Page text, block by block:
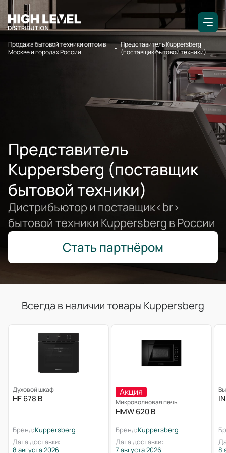
Продажа бытовой техники оптом в
Москве и городах России.
Представитель Kuppersberg
(поставщик бытовой техники)
Представитель
Kuppersberg (поставщик
бытовой техники)
Дистрибьютор и поставщик<br>
бытовой техники Kuppersberg в России
Стать партнёром
Всегда в наличии товары Kuppersberg
Духовой шкаф
HF 678 B
Бренд:Kuppersberg
Дата доставки:
8 августа 2026
Акция
Микроволновая печь
HMW 620 B
Бренд:Kuppersberg
Дата доставки:
7 августа 2026
8